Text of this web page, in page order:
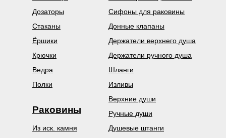
Раковины
Из иск. камня
Сифоны для раковины
Донные клапаны
Дозаторы
Держатели верхнего душа
Стаканы
Ёршики
Крючки
Ведра
Полки
Держатели ручного душа
Шланги
Изливы
Верхние души
Ручные души
Душевые штанги